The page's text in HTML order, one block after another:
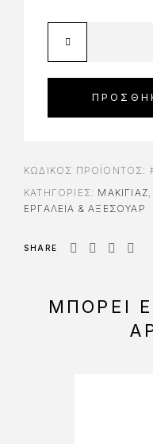
ΚΩΔΙΚΌΣ ΠΡΟΪΌΝΤΟΣ:
ΚΑΤΗΓΟΡΊΕΣ: ΜΑΚΙΓΙΑΖ
ΕΡΓΑΛΕΊΑ & ΑΞΕΣΟΥΆΡ
SHARE
ΜΠΟΡΕΊ